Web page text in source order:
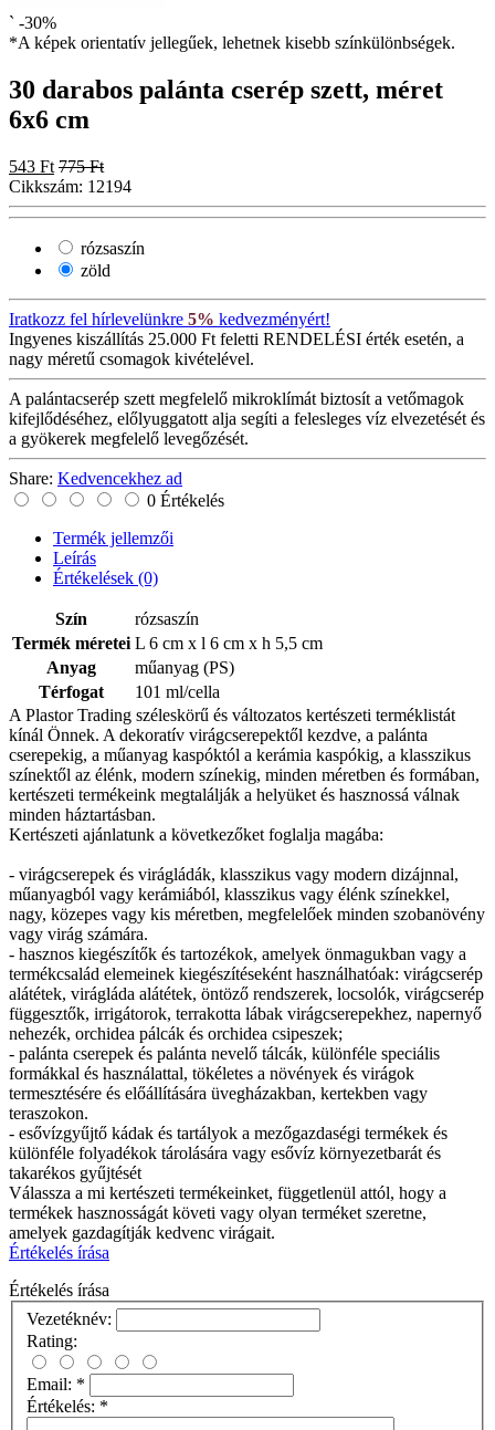
` -30%
*A képek orientatív jellegűek, lehetnek kisebb színkülönbségek.
30 darabos palánta cserép szett, méret
6x6 cm
543 Ft 775 Ft
Cikkszám: 12194
rózsaszín
zöld
Iratkozz fel hírlevelünkre 5% kedvezményért!
Ingyenes kiszállítás 25.000 Ft feletti RENDELÉSI érték esetén, a
nagy méretű csomagok kivételével.
A palántacserép szett megfelelő mikroklímát biztosít a vetőmagok
kifejlődéséhez, előlyuggatott alja segíti a felesleges víz elvezetését és
a gyökerek megfelelő levegőzését.
Share: Kedvencekhez ad
0 Értékelés
Termék jellemzői
Leírás
Értékelések (0)
Szín
rózsaszín
Termék méretei L 6 cm x l 6 cm x h 5,5 cm
Anyag
műanyag (PS)
Térfogat
101 ml/cella
A Plastor Trading széleskörű és változatos kertészeti terméklistát
kínál Önnek. A dekoratív virágcserepektől kezdve, a palánta
cserepekig, a műanyag kaspóktól a kerámia kaspókig, a klasszikus
színektől az élénk, modern színekig, minden méretben és formában,
kertészeti termékeink megtalálják a helyüket és hasznossá válnak
minden háztartásban.
Kertészeti ajánlatunk a következőket foglalja magába:
- virágcserepek és virágládák, klasszikus vagy modern dizájnnal,
műanyagból vagy kerámiából, klasszikus vagy élénk színekkel,
nagy, közepes vagy kis méretben, megfelelőek minden szobanövény
vagy virág számára.
- hasznos kiegészítők és tartozékok, amelyek önmagukban vagy a
termékcsalád elemeinek kiegészítéseként használhatóak: virágcserép
alátétek, virágláda alátétek, öntöző rendszerek, locsolók, virágcserép
függesztők, irrigátorok, terrakotta lábak virágcserepekhez, napernyő
nehezék, orchidea pálcák és orchidea csipeszek;
- palánta cserepek és palánta nevelő tálcák, különféle speciális
formákkal és használattal, tökéletes a növények és virágok
termesztésére és előállítására üvegházakban, kertekben vagy
teraszokon.
- esővízgyűjtő kádak és tartályok a mezőgazdaségi termékek és
különféle folyadékok tárolására vagy esővíz környezetbarát és
takarékos gyűjtését
Válassza a mi kertészeti termékeinket, függetlenül attól, hogy a
termékek hasznosságát követi vagy olyan terméket szeretne,
amelyek gazdagítják kedvenc virágait.
Értékelés írása
Értékelés írása
Vezetéknév:
Rating:
Email: *
Értékelés: *